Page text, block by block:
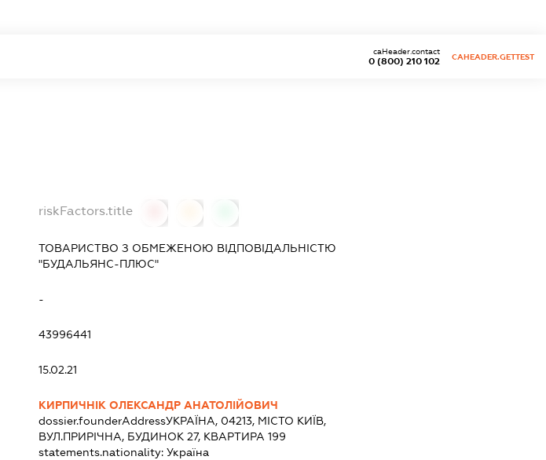
0 (800) 210 102
caHeader.contact
CAHEADER.GETTEST
riskFactors.title
ТОВАРИСТВО З ОБМЕЖЕНОЮ ВІДПОВІДАЛЬНІСТЮ
"БУДАЛЬЯНС-ПЛЮС"
-
43996441
15.02.21
КИРПИЧНІК ОЛЕКСАНДР АНАТОЛІЙОВИЧ
dossier.founderAddressУКРАЇНА, 04213, МІСТО КИЇВ,
ВУЛ.ПРИРІЧНА, БУДИНОК 27, КВАРТИРА 199
statements.nationality: Україна